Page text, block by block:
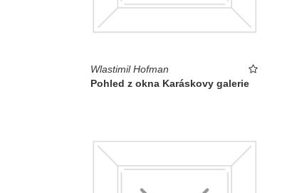
Wlastimil Hofman
Pohled z okna Karáskovy galerie